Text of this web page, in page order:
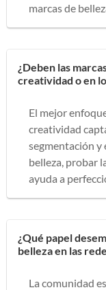
marcas de
¿Deben las
creatividad o en
El mejor
creatividad
segmentación y
belleza, probar
ayuda a
¿Qué papel
belleza en las
La comunidad